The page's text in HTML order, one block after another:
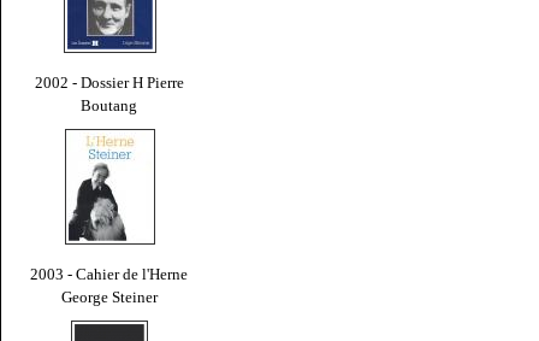
2002 - Dossier H Pierre
Boutang
2003 - Cahier de l'Herne
George Steiner